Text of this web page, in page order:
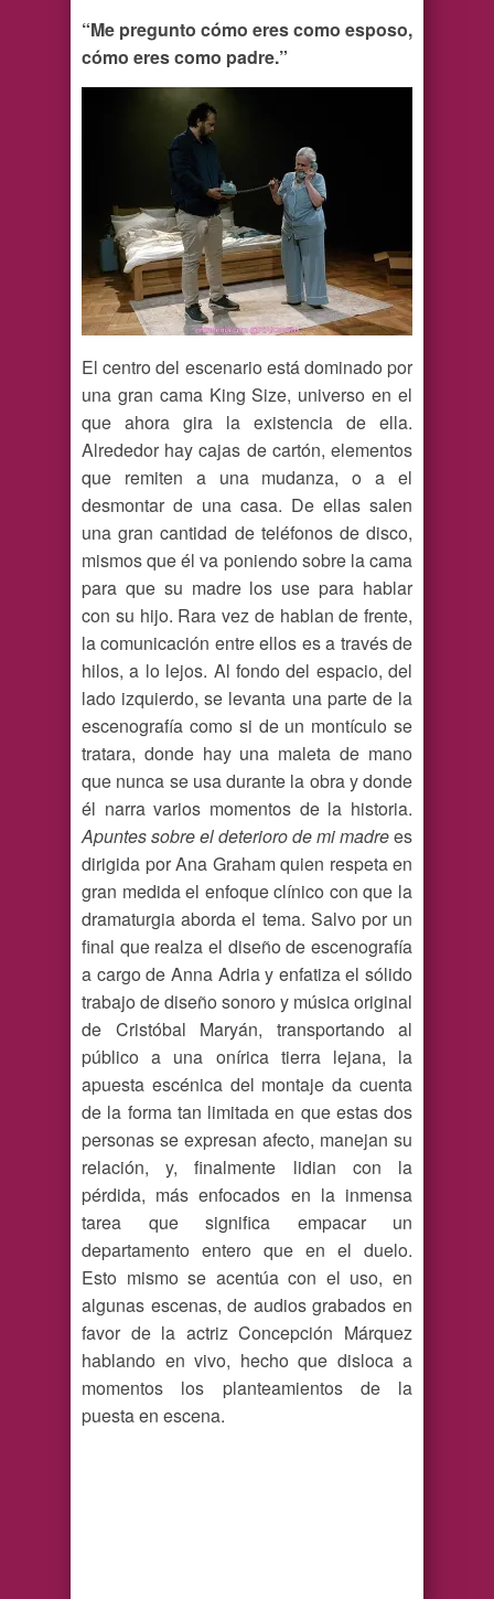
“Me pregunto cómo eres como esposo,
cómo eres como padre.”
El centro del escenario está dominado por
una gran cama King Size, universo en el
que ahora gira la existencia de ella.
Alrededor hay cajas de cartón, elementos
que remiten a una mudanza, o a el
desmontar de una casa. De ellas salen
una gran cantidad de teléfonos de disco,
mismos que él va poniendo sobre la cama
para que su madre los use para hablar
con su hijo. Rara vez de hablan de frente,
la comunicación entre ellos es a través de
hilos, a lo lejos. Al fondo del espacio, del
lado izquierdo, se levanta una parte de la
escenografía como si de un montículo se
tratara, donde hay una maleta de mano
que nunca se usa durante la obra y donde
él narra varios momentos de la historia.
Apuntes sobre el deterioro de mi madrees
dirigida por Ana Graham quien respeta en
gran medida el enfoque clínico con que la
dramaturgia aborda el tema. Salvo por un
final que realza el diseño de escenografía
a cargo de Anna Adria y enfatiza el sólido
trabajo de diseño sonoro y música original
de Cristóbal Maryán, transportando al
público a una onírica tierra lejana, la
apuesta escénica del montaje da cuenta
de la forma tan limitada en que estas dos
personas se expresan afecto, manejan su
relación, y, finalmente lidian con la
pérdida, más enfocados en la inmensa
tarea que significa empacar un
departamento entero que en el duelo.
Esto mismo se acentúa con el uso, en
algunas escenas, de audios grabados en
favor de la actriz Concepción Márquez
hablando en vivo, hecho que disloca a
momentos los planteamientos de la
puesta en escena.